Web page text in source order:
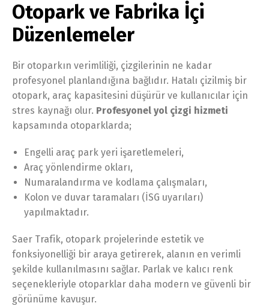
Otopark ve Fabrika İçi
Düzenlemeler
Bir otoparkın verimliliği, çizgilerinin ne kadar
profesyonel planlandığına bağlıdır. Hatalı çizilmiş bir
otopark, araç kapasitesini düşürür ve kullanıcılar için
stres kaynağı olur. Profesyonel yol çizgi hizmeti
kapsamında otoparklarda;
Engelli araç park yeri işaretlemeleri,
Araç yönlendirme okları,
Numaralandırma ve kodlama çalışmaları,
Kolon ve duvar taramaları (İSG uyarıları)
yapılmaktadır.
Saer Trafik, otopark projelerinde estetik ve
fonksiyonelliği bir araya getirerek, alanın en verimli
şekilde kullanılmasını sağlar. Parlak ve kalıcı renk
seçenekleriyle otoparklar daha modern ve güvenli bir
görünüme kavuşur.